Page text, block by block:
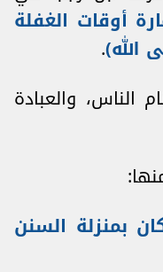
أوقات الغفلة
الله).
الناس، والعبادة
بمنزلة السنن